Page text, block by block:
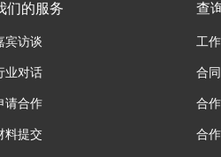
们的服务
宾访谈
业对话
请合作
料提交
查
工
合
合
合